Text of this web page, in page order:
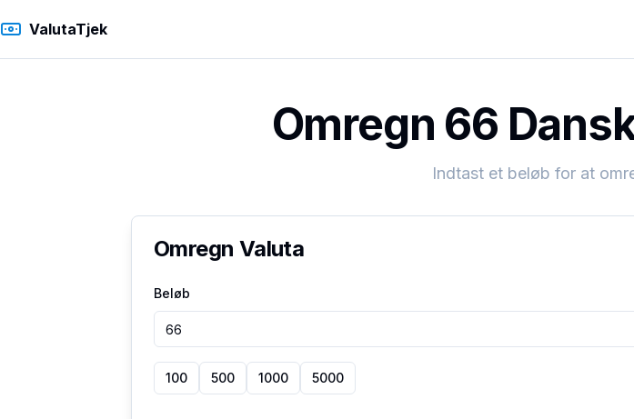
ValutaTjek
Omregn 66
Indtast et beløb for at
Omregn Valuta
Beløb
100 500 1000 5000